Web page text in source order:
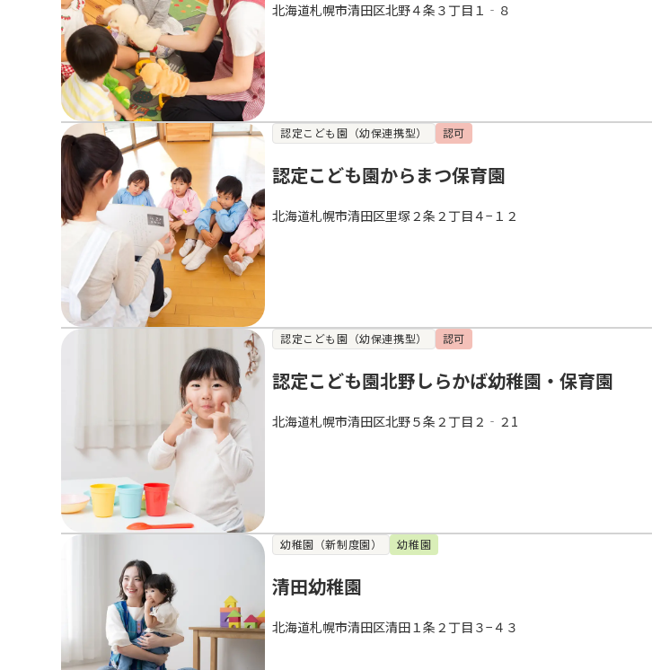
北海道札幌市清田区北野４条３丁目１‐８
認定こども園（幼保連携型） 認可
認定こども園からまつ保育園
北海道札幌市清田区里塚２条２丁目４−１２
認定こども園（幼保連携型） 認可
認定こども園北野しらかば幼稚園・保育園
北海道札幌市清田区北野５条２丁目２‐２1
幼稚園（新制度園） 幼稚園
清田幼稚園
北海道札幌市清田区清田１条２丁目３−４３